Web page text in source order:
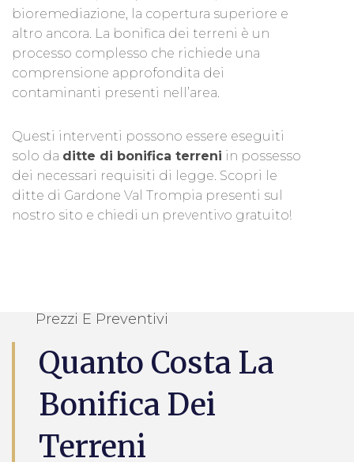
bioremediazione, la copertura superiore e
altro ancora. La bonifica dei terreni è un
processo complesso che richiede una
comprensione approfondita dei
contaminanti presenti nell’area.
Questi interventi possono essere eseguiti
solo da ditte di bonifica terreni in possesso
dei necessari requisiti di legge. Scopri le
ditte di Gardone Val Trompia presenti sul
nostro sito e chiedi un preventivo gratuito!
Prezzi E Preventivi
Quanto Costa La
Bonifica Dei
Terreni